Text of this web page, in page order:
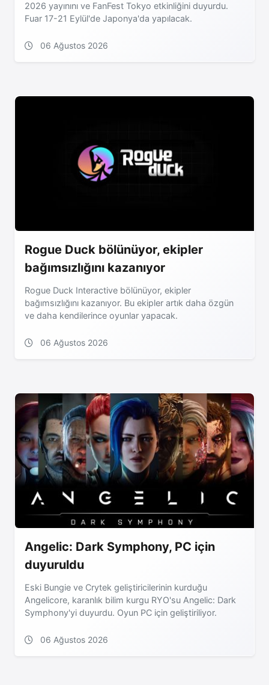
2026 yayınını ve FanFest Tokyo etkinliğini duyurdu.
Fuar 17-21 Eylül'de Japonya'da yapılacak.
06 Ağustos 2026
Rogue Duck bölünüyor, ekipler
bağımsızlığını kazanıyor
Rogue Duck Interactive bölünüyor, ekipler
bağımsızlığını kazanıyor. Bu ekipler artık daha özgün
ve daha kendilerince oyunlar yapacak.
06 Ağustos 2026
Angelic: Dark Symphony, PC için
duyuruldu
Eski Bungie ve Crytek geliştiricilerinin kurduğu
Angelicore, karanlık bilim kurgu RYO'su Angelic: Dark
Symphony'yi duyurdu. Oyun PC için geliştiriliyor.
06 Ağustos 2026